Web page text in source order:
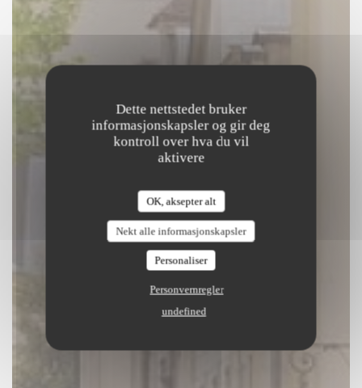
Dette nettstedet bruker
informasjonskapsler og gir deg
kontroll over hva du vil
aktivere
OK, aksepter alt
Nekt alle informasjonskapsler
Personaliser
Personvernregler
undefined
|PARIS
BESTILL ET BORD